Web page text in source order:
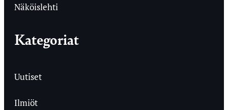
Näköislehti
Kategoriat
Uutiset
Ilmiöt